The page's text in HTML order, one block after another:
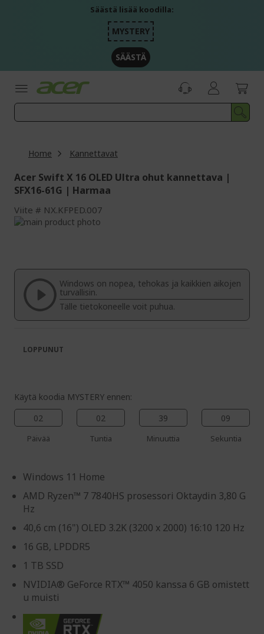
Säästä lisää koodilla:
MYSTERY
SÄÄSTÄ
Home Kannettavat
Acer Swift X 16 OLED Ultra ohut kannettava |
SFX16-61G | Harmaa
Viite NX.KFPED.007
Skip
of
images
gallery
beginning
the
images
gallery
Windows on nopea, tehokas ja kaikkien aikojen
turvallisin.
Tälle tietokoneelle voit puhua.
Käytä koodia MYSTERY ennen:
02
Päivää
02
Tuntia
39
Minuuttia
09
Sekuntia
Windows 11 Home
AMD Ryzen™ 7 7840HS prosessori Oktaydin 3,80 G
Hz
40,6 cm (16") OLED 3.2K (3200 x 2000) 16:10 120 Hz
16 GB, LPDDR5
1 TB SSD
NVIDIA® GeForce RTX™ 4050 kanssa 6 GB omistett
u muisti
LOPPUNUT